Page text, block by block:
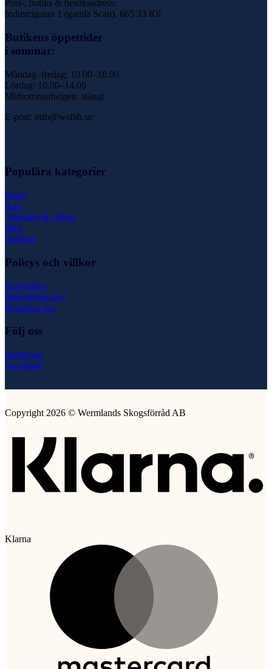
Post-, butiks & besöksadress:
Industrigatan 1 (gamla Scan), 665 33 Kil
Butikens öppettider
i sommar:
Måndag–fredag: 10.00–18.00
Lördag: 10.00–14.00
Midsommarhelgen: stängt
E-post: info@wsfab.se
Populära kategorier
Hund
Katt
Trädgård & odling
Häst
Stallströ
Policys och villkor
Köpvillkor
Integritetspolicy
Kontakta oss
Följ oss
Instagram
Facebook
Copyright 2026 © Wermlands Skogsförråd AB
Klarna